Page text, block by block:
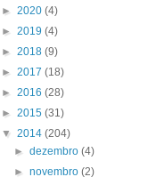
► 2020 (4)
► 2019 (4)
► 2018 (9)
► 2017 (18)
► 2016 (28)
► 2015 (31)
▼ 2014 (204)
►dezembro(4)
►novembro(2)